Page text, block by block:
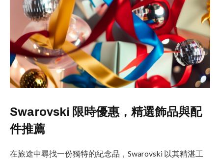
Swarovski 限時優惠，精選飾品與配
件推薦
在旅途中尋找一份獨特的紀念品，Swarovski 以其精湛工